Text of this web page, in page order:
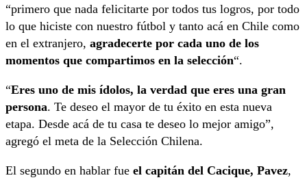
“primero que nada felicitarte por todos tus logros, por todo
lo que hiciste con nuestro fútbol y tanto acá en Chile como
en el extranjero, agradecerte por cada uno de los
momentos que compartimos en la selección“.
“Eres uno de mis ídolos, la verdad que eres una gran
persona. Te deseo el mayor de tu éxito en esta nueva
etapa. Desde acá de tu casa te deseo lo mejor amigo”,
agregó el meta de la Selección Chilena.
El segundo en hablar fue el capitán del Cacique, Pavez,